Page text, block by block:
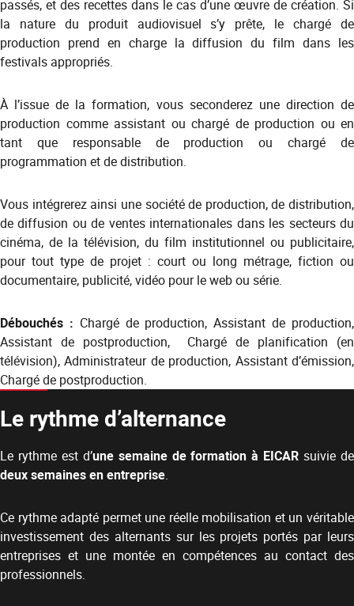
passés, et des recettes dans le cas d’une œuvre de création. Si
la nature du produit audiovisuel s’y prête, le chargé de
production prend en charge la diffusion du film dans les
festivals appropriés.
À l’issue de la formation, vous seconderez une direction de
production comme assistant ou chargé de production ou en
tant que responsable de production ou chargé de
programmation et de distribution.
Vous intégrerez ainsi une société de production, de distribution,
de diffusion ou de ventes internationales dans les secteurs du
cinéma, de la télévision, du film institutionnel ou publicitaire,
pour tout type de projet : court ou long métrage, fiction ou
documentaire, publicité, vidéo pour le web ou série.
Débouchés : Chargé de production, Assistant de production,
Assistant de postproduction, Chargé de planification (en
télévision), Administrateur de production, Assistant d’émission,
Chargé de postproduction.
Le rythme d’alternance
Le rythme est d’une semaine de formation à EICARsuivie de
deux semaines en entreprise.
Ce rythme adapté permet une réelle mobilisation et un véritable
investissement des alternants sur les projets portés par leurs
entreprises et une montée en compétences au contact des
professionnels.